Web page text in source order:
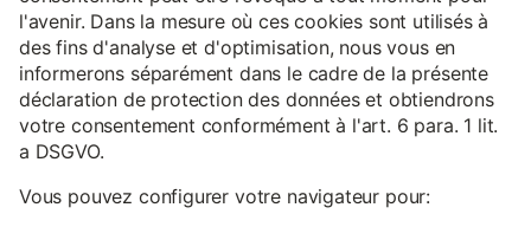
l'avenir. Dans la mesure où ces cookies sont utilisés à
des fins d'analyse et d'optimisation, nous vous en
informerons séparément dans le cadre de la présente
déclaration de protection des données et obtiendrons
votre consentement conformément à l'art. 6 para. 1 lit.
a DSGVO.
Vous pouvez configurer votre navigateur pour: